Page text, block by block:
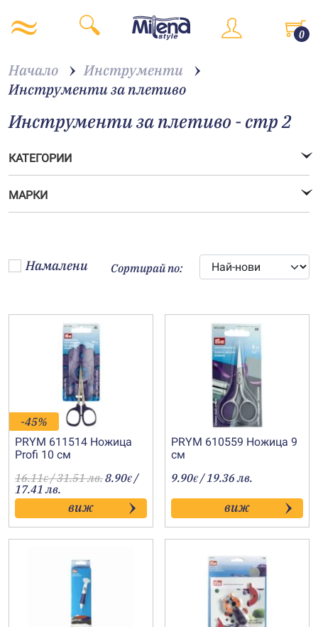
0
Начало
Инструменти
Инструменти за плетиво
Инструменти за плетиво - стр 2
КАТЕГОРИИ
МАРКИ
Намалени Сортирай по:
-45%
PRYM 611514 Ножица
Profi 10 см
16.11€/ 31.51 лв.8.90€ /
17.41 лв.
виж
PRYM 610559 Ножица 9
см
9.90€ / 19.36 лв.
виж